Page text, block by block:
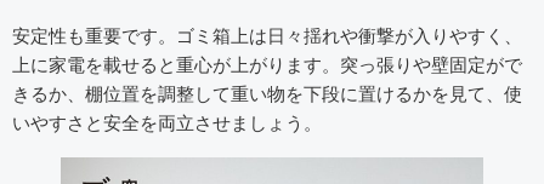
安定性も重要です。ゴミ箱上は日々揺れや衝撃が入りやすく、
上に家電を載せると重心が上がります。突っ張りや壁固定がで
きるか、棚位置を調整して重い物を下段に置けるかを見て、使
いやすさと安全を両立させましょう。